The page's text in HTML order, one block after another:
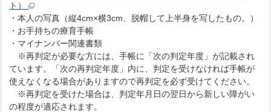
ト）
・本人の写真（縦4cm×横3cm、脱帽して上半身を写したもの。）
・お手持ちの療育手帳
・マイナンバー関連書類
※再判定が必要な方には、手帳に「次の判定年度」が記載され
ています。「次の再判定年度」内に、判定を受けなければ手帳が
使えなくなる場合がありますので再判定を必ず受けてください。
※再判定を受けた場合は、判定年月日の翌日から新しい障がい
の程度が適応されます。